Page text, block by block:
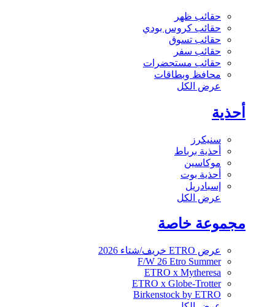
حقائب ظهر
حقائب كروس بودي
حقائب تسوق
حقائب سفر
حقائب مستحضرات
محافظ وبطاقات
عرض الكل
أحذية
سنيكرز
أحذية برباط
موكاسين
أحذية بوت
إسبادريل
عرض الكل
مجموعة خاصة
عرض ETRO خريف/شتاء 2026
F/W 26 Etro Summer
ETRO x Mytheresa
ETRO x Globe-Trotter
Birkenstock by ETRO